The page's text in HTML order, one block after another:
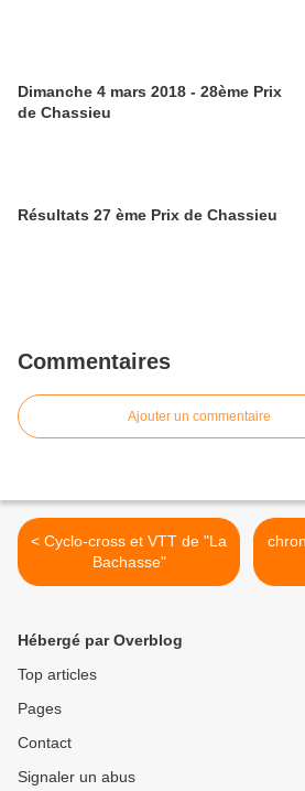
Dimanche 4 mars 2018 - 28ème Prix
de Chassieu
Résultats 27 ème Prix de Chassieu
Commentaires
Ajouter un commentaire
< Cyclo-cross et VTT de "La
Bachasse"
Hébergé par Overblog
Top articles
Pages
Contact
Signaler un abus